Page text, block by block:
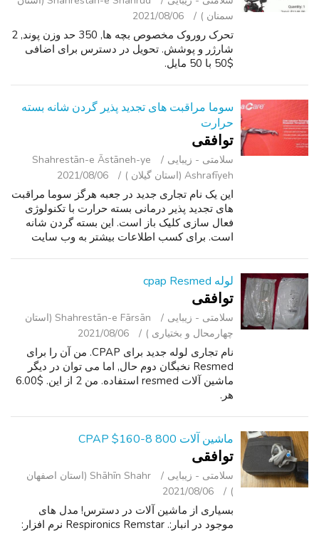
سمنان )
2021/08/06
تحرک روروک مخصوص بچه ها, 350 حد وزن پوند, 2
شارژر و پوشش. تحویل در دسترس برای اضافی
$50 با 50 مایل.
سوما مراقبت های تجدید پذیر گردن شانه بسته
حرارت
توافقی
سلامتی - زیبایی
Shahrestān-e Āstāneh-ye
Ashrafīyeh (استان گیلان )
2021/08/06
این یک نام تجاری جدید در جعبه هرگز سوما مراقبت
های تجدید پذیر درمانی بسته حرارت با تکنولوژی
فعال سازی کلیک باز است. این بسته گردن شانه
است. برای کسب اطلاعات بیشتر به وب سایت
shoulders-hea...
لوله cpap Resmed
توافقی
سلامتی - زیبایی
Shahrestān-e Fārsān (استان
چهارمحال و بختیاری )
2021/08/06
نام تجاری لوله جدید برای CPAP. من آن را برای
Resmed نخبگان دوم حال, اما می توان در دیگر
ماشین آلات resmed استفاده. من 2 از این. $6.00
هر.
ماشین آلات CPAP $160-8 800
توافقی
سلامتی - زیبایی
Shāhīn Shahr (استان اصفهان
)
2021/08/06
بسیاری از ماشین آلات در دسترس! مدل های
موجود در انبار:. Respironics Remstar نرم افزار: